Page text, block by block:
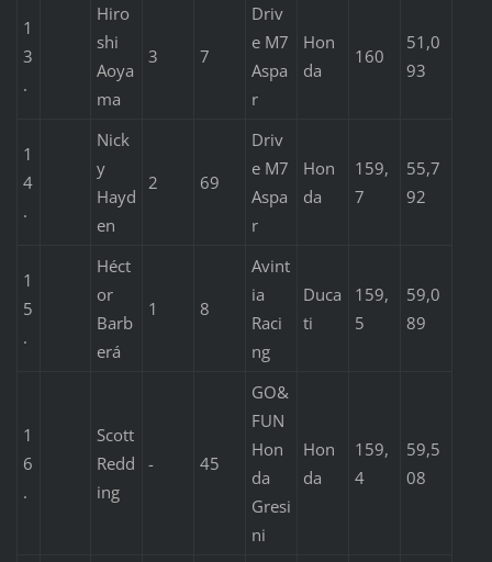
1
3
.
Hiro
shi
Aoya
ma
3 7
Driv
e M7
Aspa
r
Hon
da
160
51,0
93
1
4
.
Nick
y
Hayd
en
2 69
Driv
e M7
Aspa
r
Hon
da
159,
7
55,7
92
1
5
.
Héct
or
Barb
erá
1 8
Avint
ia
Raci
ng
Duca
ti
159,
5
59,0
89
1
6
.
Scott
Redd
ing
- 45
GO&
FUN
Hon
da
Gresi
ni
Hon
da
159,
4
59,5
08